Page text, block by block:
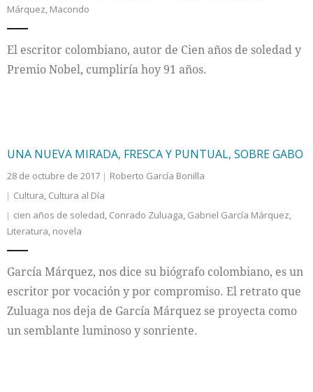
Márquez, Macondo
El escritor colombiano, autor de Cien años de soledad y
Premio Nobel, cumpliría hoy 91 años.
UNA NUEVA MIRADA, FRESCA Y PUNTUAL, SOBRE GABO
28 de octubre de 2017
Roberto García Bonilla
Cultura, Cultura al Día
cien años de soledad, Conrado Zuluaga, Gabriel García Márquez,
Literatura, novela
García Márquez, nos dice su biógrafo colombiano, es un
escritor por vocación y por compromiso. El retrato que
Zuluaga nos deja de García Márquez se proyecta como
un semblante luminoso y sonriente.